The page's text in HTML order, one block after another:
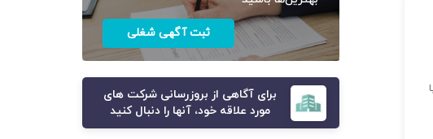
ثبت آگهی شغلی
برای آگاهی از بروزرسانی شرکت های
مورد علاقه خود، آنها را دنبال کنید